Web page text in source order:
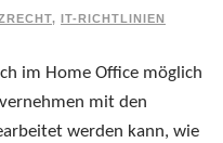
, IT-RICHTLINIEN
im Home Office möglich
mit den
werden kann, wie